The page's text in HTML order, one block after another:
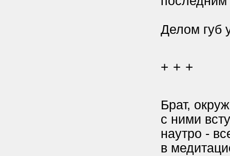
Делом губ
+ + +
Брат,
с ними
наутро -
в